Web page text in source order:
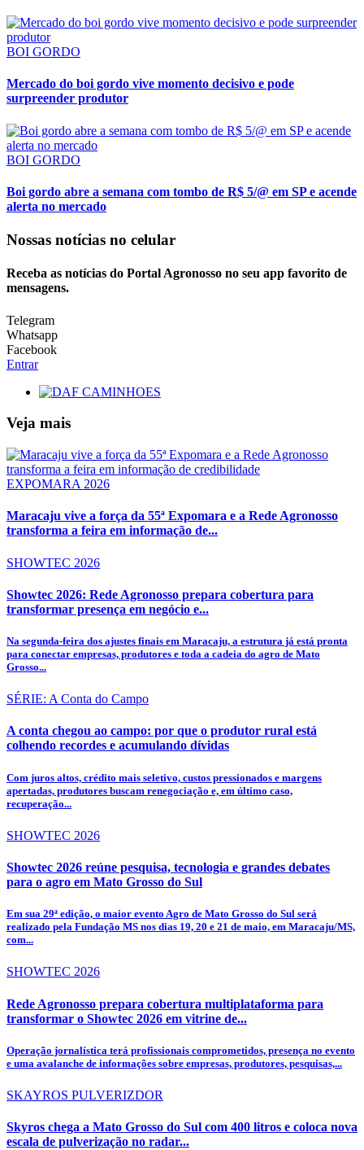
BOI GORDO
Mercado do boi gordo vive momento decisivo e pode
surpreender produtor
BOI GORDO
Boi gordo abre a semana com tombo de R$ 5/@ em SP e acende
alerta no mercado
Nossas notícias no celular
Receba as notícias do Portal Agronosso no seu app favorito de
mensagens.
Telegram
Whatsapp
Facebook
Entrar
Veja mais
EXPOMARA 2026
Maracaju vive a força da 55ª Expomara e a Rede Agronosso
transforma a feira em informação de...
SHOWTEC 2026
Showtec 2026: Rede Agronosso prepara cobertura para
transformar presença em negócio e...
Na segunda-feira dos ajustes finais em Maracaju, a estrutura já está pronta
para conectar empresas, produtores e toda a cadeia do agro de Mato
Grosso...
SÉRIE: A Conta do Campo
A conta chegou ao campo: por que o produtor rural está
colhendo recordes e acumulando dívidas
Com juros altos, crédito mais seletivo, custos pressionados e margens
apertadas, produtores buscam renegociação e, em último caso,
recuperação...
SHOWTEC 2026
Showtec 2026 reúne pesquisa, tecnologia e grandes debates
para o agro em Mato Grosso do Sul
Em sua 29ª edição, o maior evento Agro de Mato Grosso do Sul será
realizado pela Fundação MS nos dias 19, 20 e 21 de maio, em Maracaju/MS,
com...
SHOWTEC 2026
Rede Agronosso prepara cobertura multiplataforma para
transformar o Showtec 2026 em vitrine de...
Operação jornalística terá profissionais comprometidos, presença no evento
e uma avalanche de informações sobre empresas, produtores, pesquisas,...
SKAYROS PULVERIZDOR
Skyros chega a Mato Grosso do Sul com 400 litros e coloca nova
escala de pulverização no radar...